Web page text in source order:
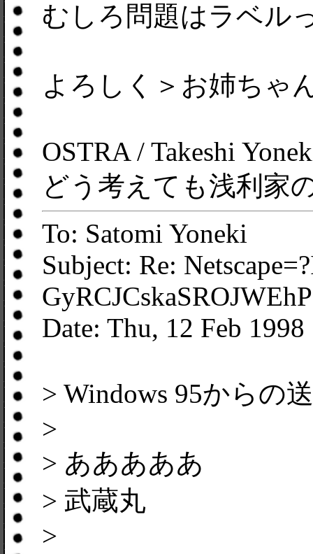
むしろ問題はラベル
よろしく＞お姉ちゃ
OSTRA / Takeshi
どう考えても浅利家
To: Satomi Yoneki
Subject: Re:
Date: Thu, 12 Feb
> Windows 95からの
>
> あああああ
> 武蔵丸
>